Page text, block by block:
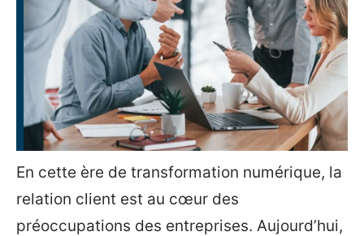
En cette ère de transformation numérique, la
relation client est au cœur des
préoccupations des entreprises. Aujourd’hui,